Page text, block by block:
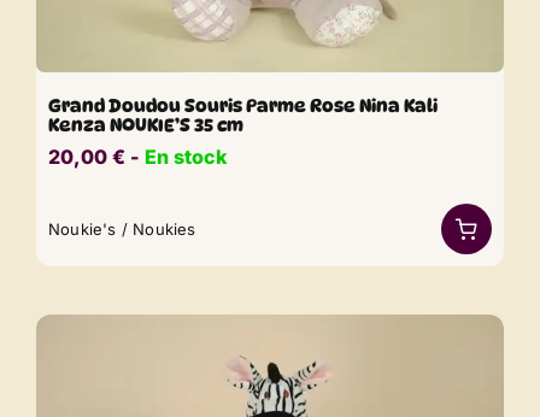
Grand Doudou Souris Parme Rose Nina Kali
Kenza NOUKIE’S 35 cm
20,00 € ​​ - En stock
Noukie's / Noukies